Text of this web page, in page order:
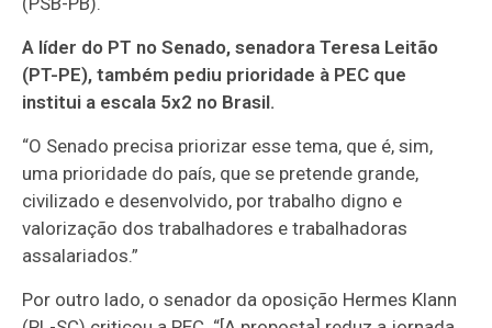
A líder do PT no Senado, senadora Teresa Leitão
(PT-PE), também pediu prioridade à PEC que
institui a escala 5x2 no Brasil.
“O Senado precisa priorizar esse tema, que é, sim,
uma prioridade do país, que se pretende grande,
civilizado e desenvolvido, por trabalho digno e
valorização dos trabalhadores e trabalhadoras
assalariados.”
Por outro lado, o senador da oposição Hermes Klann